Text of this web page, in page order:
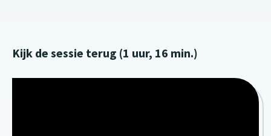
Kijk de sessie terug (1 uur, 16 min.)